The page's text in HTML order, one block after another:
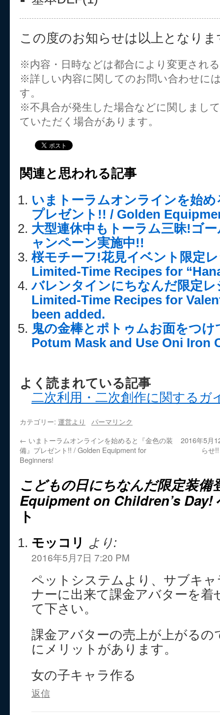
この度のお知らせは以上となりま
※内容・日時などは都合により変更され
※詳しい内容に関してのお問い合わせに
す。
※不具合が発生した場合などに関しまし
ていただく場合があります。
関連と思われる記事
いまトーラムオンラインを始
プレゼント!! / Golden
大型連休中もトーラム三昧!ゴ
ャンペーン実施中!!
桜モチーフ!花見イベント限定
Limited-Time Recipes for
バレンタインにちなんだ限定
Limited-Time Recipes for
been added.
鬼の金棒とポトゥムお面をつ
Potum Mask and Use Oni Iron
よく読まれている記事
二次利用・二次創作に関するガ
カテゴリー: 運営より
パーマリンク
← いまトーラムオンラインを始めると『金色の装
備』プレゼント!! / Golden Equipment for
Beginners!
2016年5月
らせ
こどもの日にちなんだ限定装
Equipment on Children’s Day!
ト
モッコリ より:
2016年5月7日 7:20 PM
ペットシステムより、サブキ
ナーに出来て課金アバターを着
て下さい。
課金アバターの売上が上がるの
にメリットがあります。
女の子キャラ作る
返信